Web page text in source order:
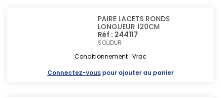
PAIRE LACETS RONDS
LONGUEUR 120CM
Réf : 244117
SOLIDUR
Conditionnement : Vrac
Connectez-vous pour ajouter au panier